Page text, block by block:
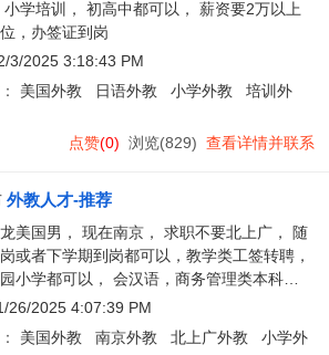
小学培训， 初高中都可以， 薪资要2万以上
，办签证到岗
3/2025 3:18:43 PM
美国外教 日语外教 小学外教
培训外
点赞(0) 浏览(829) 查看详情并联系
外教人才-推荐
美国男， 现在南京， 求职不要北上广， 随
或者下学期到岗都可以，教学类工签转聘，
小学都可以， 会汉语，商务管理类本科，
结束合同了， 不想要homeroom
，其他都可以。
26/2025 4:07:39 PM
美国外教 南京外教 北上广外教
小学外